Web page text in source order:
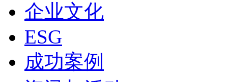
企业文化
ESG
成功案例